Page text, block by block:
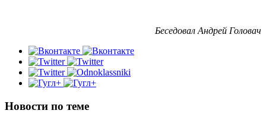
Беседовал Андрей Головач
Новости по теме